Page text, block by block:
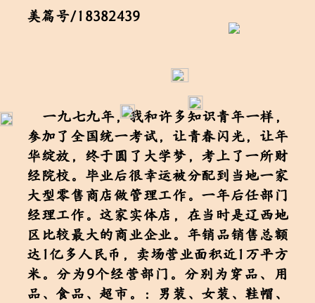
美篇号/18382439
一九七九年，我和许多知识青年一样，
参加了全国统一考试，让青春闪光，让年
华绽放，终于圆了大学梦，考上了一所财
经院校。毕业后很幸运被分配到当地一家
大型零售商店做管理工作。一年后任部门
经理工作。这家实体店，在当时是辽西地
区比较最大的商业企业。年销品销售总额
达1亿多人民币，卖场营业面积近1万平方
米。分为9个经营部门。分别为穿品、用
品、食品、超市。：男装、女装、鞋帽、